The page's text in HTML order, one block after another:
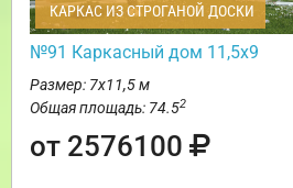
КАРКАС ИЗ СТРОГАНОЙ ДОСКИ
№91 Каркасный дом 11,5х9
Размер: 7х11,5 м
Общая площадь: 74.52
от 2576100